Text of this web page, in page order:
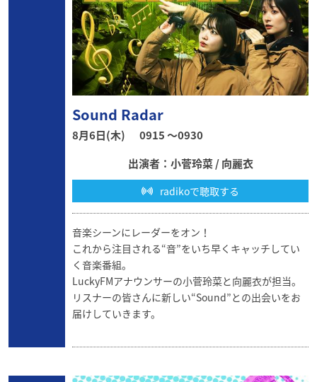
Sound Radar
8月6日(木)
0915 〜0930
出演者：小菅玲菜 / 向麗衣
radikoで聴取する
音楽シーンにレーダーをオン！
これから注目される“音”をいち早くキャッチしてい
く音楽番組。
LuckyFMアナウンサーの小菅玲菜と向麗衣が担当。
リスナーの皆さんに新しい“Sound”との出会いをお
届けしていきます。